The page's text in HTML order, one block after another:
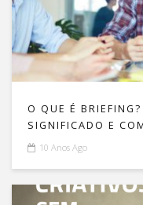
O QUE É
SIGNIFICADO E
PASSO A PASSO!
10 Anos Ago